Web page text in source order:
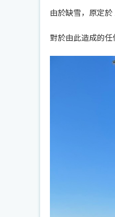
由於缺雪，原定
對於由此造成的任